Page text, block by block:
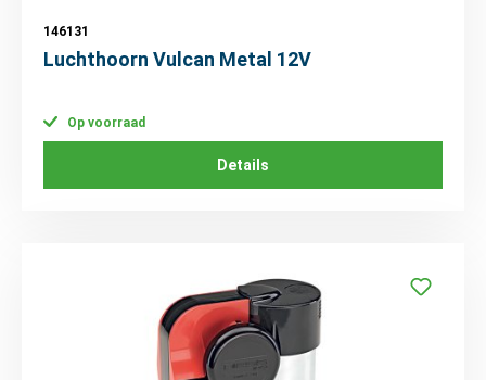
146131
Luchthoorn Vulcan Metal 12V
Op voorraad
Details